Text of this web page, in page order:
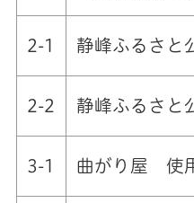
2-1 静峰ふるさ
2-2 静峰ふるさ
3-1 曲がり屋 使